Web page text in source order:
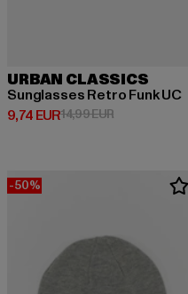
URBAN CLASSICS
Sunglasses Retro Funk UC
9,74 EUR
Ajankohtainen hinta: 9,74 EUR
14,99 EUR
-50%